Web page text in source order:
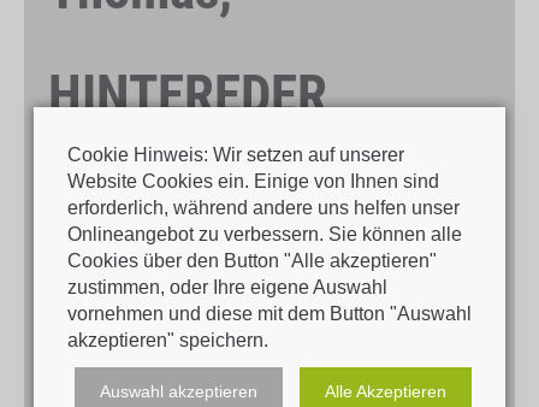
HINTEREDER
Viktoria,
LECHNER Eva,
1. Platz
Cookie Hinweis: Wir setzen auf unserer
Website Cookies ein. Einige von Ihnen sind
erforderlich, während andere uns helfen unser
Onlineangebot zu verbessern. Sie können alle
Cookies über den Button "Alle akzeptieren"
zustimmen, oder Ihre eigene Auswahl
vornehmen und diese mit dem Button "Auswahl
akzeptieren" speichern.
Auswahl akzeptieren Alle Akzeptieren